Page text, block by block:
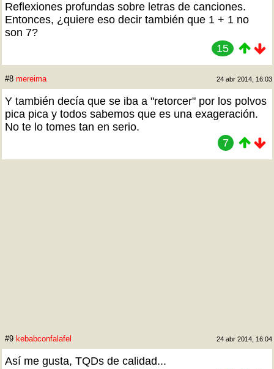
Reflexiones profundas sobre letras de canciones.
Entonces, ¿quiere eso decir también que 1 + 1 no
son 7?
15
#8 mereima 24 abr 2014, 16:03
Y también decía que se iba a "retorcer" por los polvos
pica pica y todos sabemos que es una exageración.
No te lo tomes tan en serio.
7
#9 kebabconfalafel 24 abr 2014, 16:04
Así me gusta, TQDs de calidad...